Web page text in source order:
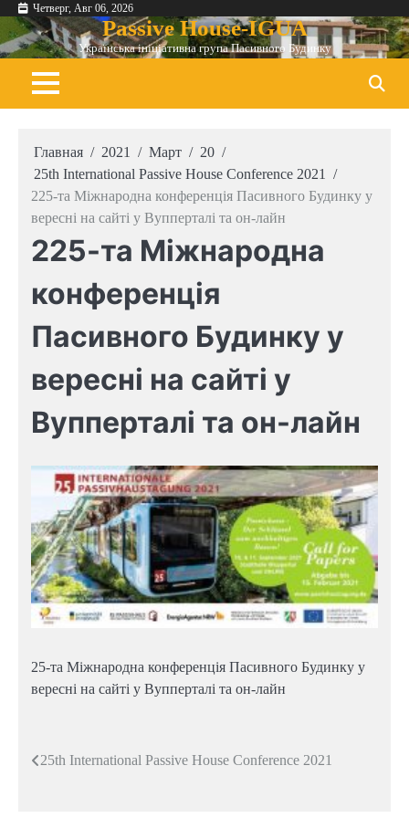
Перейти
содержимому
Четверг, Авг 06, 2026
Passive House-IGUA
Українська ініціативна група Пасивного Будинку
Главная 2021 Март
20
25th In­ter­na­tion­al Pass­ive House Con­fer­en­ce 2021
225-та Міжнародна конференція Пасивного Будинку у
вересні на сайті у Вупперталі та он-лайн
225-та Міжнародна
конференція
Пасивного Будинку у
вересні на сайті у
Вупперталі та он-лайн
25-та Міжнародна конференція Пасивного Будинку у
вересні на сайті у Вупперталі та он-лайн
Навигация
25th In­ter­na­tion­al Pass­ive House Con­fer­en­ce 2021